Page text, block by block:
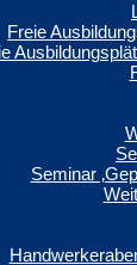
Freie
Seminar